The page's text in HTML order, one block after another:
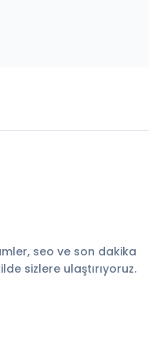
seo ve son dakika
sizlere ulaştırıyoruz.